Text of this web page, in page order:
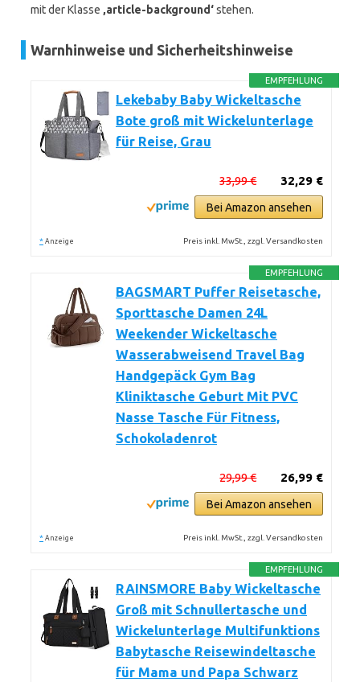
mit der Klasse ‚article-background‘stehen.
Warnhinweise und Sicherheitshinweise
EMPFEHLUNG
Lekebaby Baby Wickeltasche
Bote groß mit Wickelunterlage
für Reise, Grau
32,29 €
33,99 €
Bei Amazon ansehen
* Anzeige Preis inkl. MwSt., zzgl. Versandkosten
EMPFEHLUNG
BAGSMART Puffer Reisetasche,
Sporttasche Damen 24L
Weekender Wickeltasche
Wasserabweisend Travel Bag
Handgepäck Gym Bag
Kliniktasche Geburt Mit PVC
Nasse Tasche Für Fitness,
Schokoladenrot
26,99 €
29,99 €
Bei Amazon ansehen
* Anzeige Preis inkl. MwSt., zzgl. Versandkosten
EMPFEHLUNG
RAINSMORE Baby Wickeltasche
Groß mit Schnullertasche und
Wickelunterlage Multifunktions
Babytasche Reisewindeltasche
für Mama und Papa Schwarz